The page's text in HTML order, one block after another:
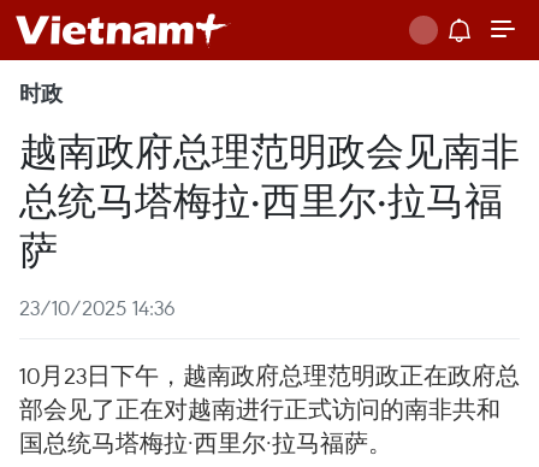
时政
越南政府总理范明政会见南非
总统马塔梅拉·西里尔·拉马福
萨
23/10/2025 14:36
10月23日下午，越南政府总理范明政正在政府总
部会见了正在对越南进行正式访问的南非共和
国总统马塔梅拉·西里尔·拉马福萨。